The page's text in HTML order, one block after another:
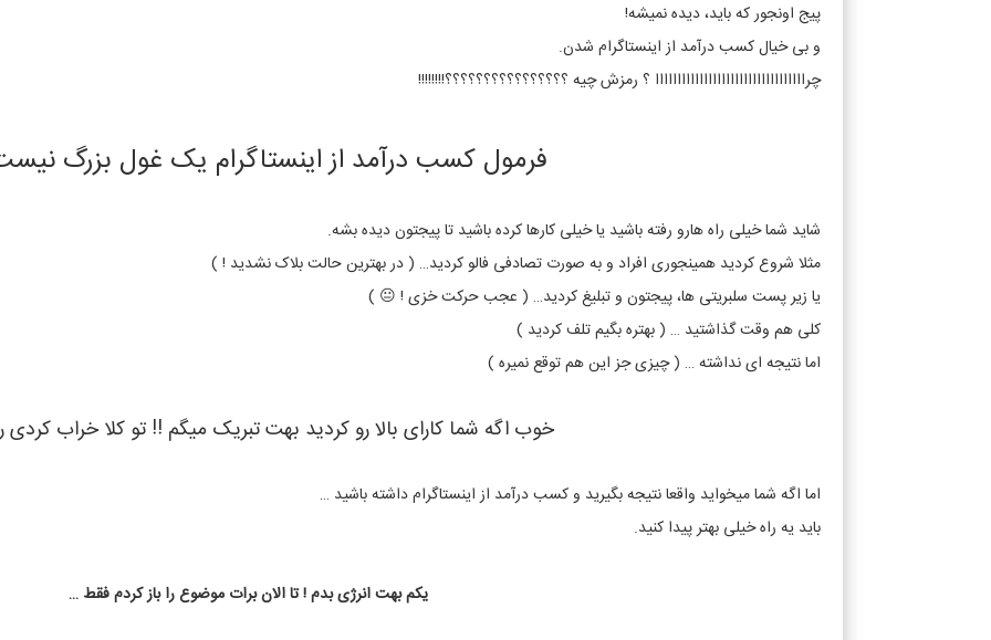
پیج اونجور که باید، دیده نمیشه!
و بی خیال کسب درآمد از اینستاگرام شدن.
چراااااااااااااااااااااااااااااااااا ؟ رمزش چیه ؟؟؟؟؟؟؟؟؟؟؟؟؟؟؟؟!!!!!!!!
فرمول کسب درآمد از اینستاگرام یک غول بزرگ
شاید شما خیلی راه هارو رفته باشید یا خیلی کارها کرده باشید تا پیجتون دیده بشه.
مثلا شروع کردید همینجوری افراد و به صورت تصادفی فالو کردید… ( در بهترین حالت بلاک نشدید ! )
یا زیر پست سلبریتی ها، پیجتون و تبلیغ کردید… ( عجب حرکت خزی ! 😐 )
کلی هم وقت گذاشتید … ( بهتره بگیم تلف کردید )
اما نتیجه ای نداشته … ( چیزی جز این هم توقع نمیره )
خوب اگه شما کارای بالا رو کردید بهت تبریک میگم !! تو کلا خراب
اما اگه شما میخواید واقعا نتیجه بگیرید و کسب درآمد از اینستاگرام داشته باشید …
باید یه راه خیلی بهتر پیدا کنید.
یکم بهت انرژی بدم ! تا الان برات موضوع را باز کردم فقط …